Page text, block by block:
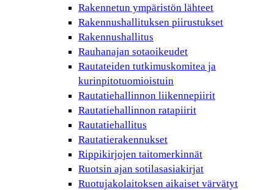
Rakennetun ympäristön lähteet
Rakennushallituksen piirustukset
Rakennushallitus
Rauhanajan sotaoikeudet
Rautateiden tutkimuskomitea ja
kurinpitotuomioistuin
Rautatiehallinnon liikennepiirit
Rautatiehallinnon ratapiirit
Rautatiehallitus
Rautatierakennukset
Rippikirjojen taitomerkinnät
Ruotsin ajan sotilasasiakirjat
Ruotujakolaitoksen aikaiset värvätyt